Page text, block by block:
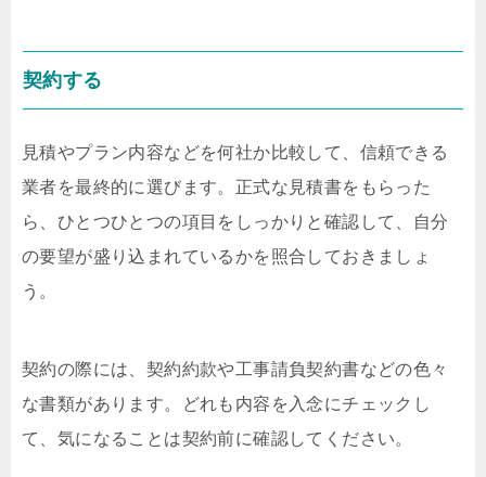
契約する
見積やプラン内容などを何社か比較して、信頼できる
業者を最終的に選びます。正式な見積書をもらった
ら、ひとつひとつの項目をしっかりと確認して、自分
の要望が盛り込まれているかを照合しておきましょ
う。
契約の際には、契約約款や工事請負契約書などの色々
な書類があります。どれも内容を入念にチェックし
て、気になることは契約前に確認してください。